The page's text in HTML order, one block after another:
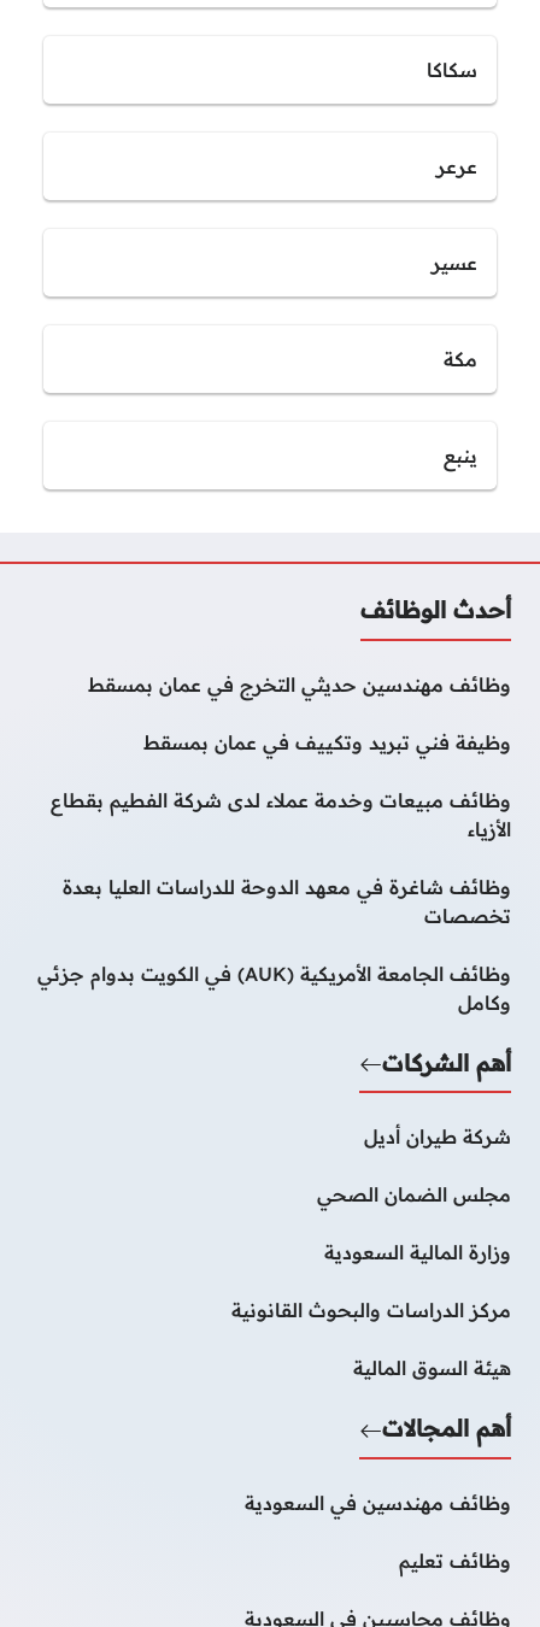
سكاكا
عرعر
عسير
مكة
ينبع
أحدث الوظائف
وظائف مهندسين حديثي التخرج في عمان بمسقط
وظيفة فني تبريد وتكييف في عمان بمسقط
وظائف مبيعات وخدمة عملاء لدى شركة الفطيم بقطاع
الأزياء
وظائف شاغرة في معهد الدوحة للدراسات العليا بعدة
تخصصات
وظائف الجامعة الأمريكية (AUK) في الكويت بدوام جزئي
وكامل
أهم الشركات
شركة طيران أديل
مجلس الضمان الصحي
وزارة المالية السعودية
مركز الدراسات والبحوث القانونية
هيئة السوق المالية
أهم المجالات
وظائف مهندسين في السعودية
وظائف تعليم
وظائف محاسبين فى السعودية